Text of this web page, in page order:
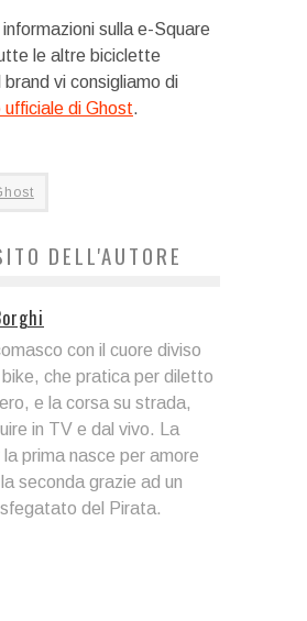
sulla e-Square
le altre biciclette
vi consigliamo di
ufficiale di Ghost.
DELL'AUTORE
con il cuore diviso
che pratica per diletto
e la corsa su strada,
in TV e dal vivo. La
prima nasce per amore
seconda grazie ad un
del Pirata.